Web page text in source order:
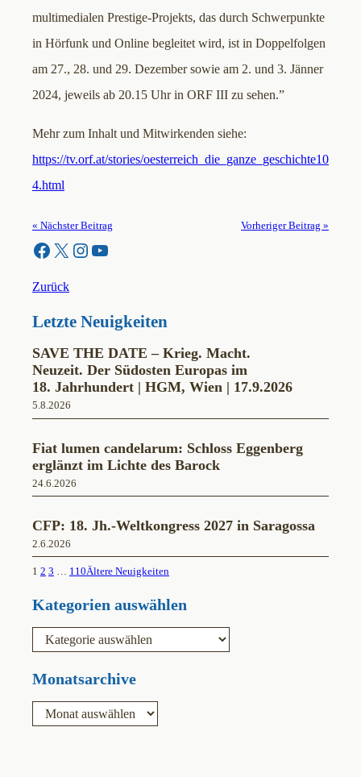
multimedialen Prestige-Projekts, das durch Schwerpunkte
in Hörfunk und Online begleitet wird, ist in Doppelfolgen
am 27., 28. und 29. Dezember sowie am 2. und 3. Jänner
2024, jeweils ab 20.15 Uhr in ORF III zu sehen.”
Mehr zum Inhalt und Mitwirkenden siehe:
https://tv.orf.at/stories/oesterreich_die_ganze_geschichte10
4.html
« Nächster Beitrag Vorheriger Beitrag »
Facebook X Instagram YouTube
Zurück
Letzte Neuigkeiten
SAVE THE DATE – Krieg. Macht.
Neuzeit. Der Südosten Europas im
18. Jahrhundert | HGM, Wien | 17.9.2026
5.8.2026
Fiat lumen candelarum: Schloss Eggenberg
erglänzt im Lichte des Barock
24.6.2026
CFP: 18. Jh.-Weltkongress 2027 in Saragossa
2.6.2026
1 2 3 … 110Ältere Neuigkeiten
Kategorien auswählen
e
g
i
Monatsarchive